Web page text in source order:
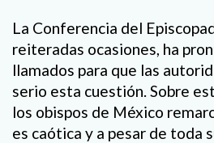
La Conferencia del
reiteradas ocasiones, ha
llamados para que las
serio esta cuestión. Sobre
los obispos de México
es caótica y a pesar de toda